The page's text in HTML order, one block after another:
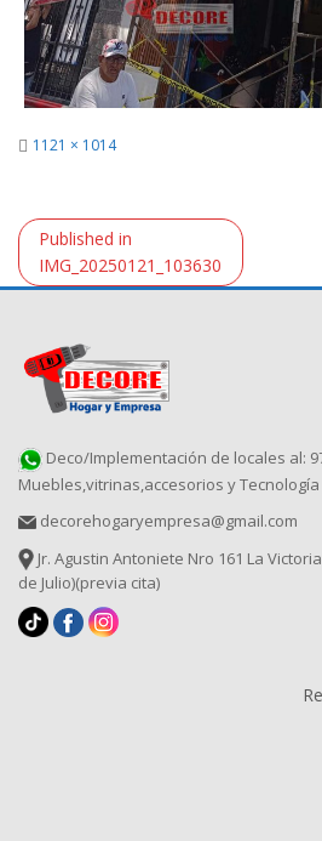
Full
1121 × 1014
Navegación
de
entradas
Published in
IMG_20250121_103630
Deco/Implementación de locales al:
Muebles,vitrinas,accesorios y Tecnología
decorehogaryempresa@gmail.com
Jr. Agustin Antoniete Nro 161 La
de Julio)(previa cita)